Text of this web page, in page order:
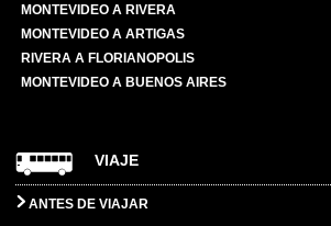
MONTEVIDEO A RIVERA
MONTEVIDEO A ARTIGAS
RIVERA A FLORIANOPOLIS
MONTEVIDEO A BUENOS AIRES
VIAJE
ANTES DE VIAJAR